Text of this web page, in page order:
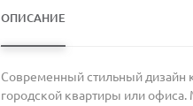
ОПИСАНИЕ
Современный стильный дизайн
городской квартиры или